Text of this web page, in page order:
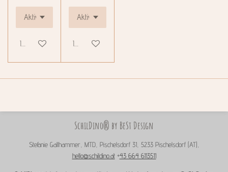
In den Warenkorb In den Warenkorb
SchilDino® by BeSt Design
Stefanie Gallhammer, MTD, Pischelsdorf 31, 5233 Pischelsdorf (AT),
hello@schildino.at+43 664 6113511